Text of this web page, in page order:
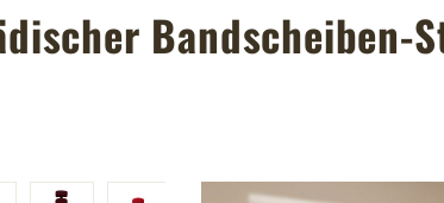
Bandscheiben-